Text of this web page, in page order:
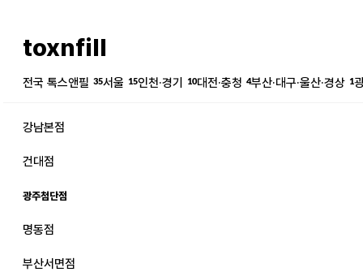
강남본점
남자
toxnfill
전국 톡스앤필 35서울 15인천·경기 10대전·충청 4부산·대구·울산·경상 1
강남본점
건대점
광주첨단점
명동점
부산서면점